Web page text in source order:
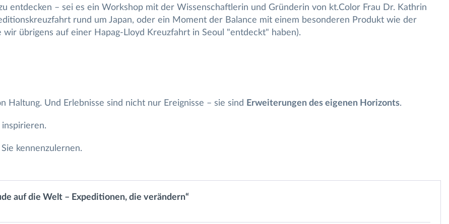
entdecken – sei es ein Workshop mit der Wissenschaftlerin und Gründerin von kt.Color Frau Dr. Kathrin
rund um Japan, oder ein Moment der Balance mit einem besonderen Produkt wie der
wir übrigens auf einer Hapag-Lloyd Kreuzfahrt in Seoul "entdeckt" haben).
Haltung. Und Erlebnisse sind nicht nur Ereignisse – sie sind Erweiterungen des eigenen Horizonts.
kennenzulernen.
auf die Welt – Expeditionen, die verändern“